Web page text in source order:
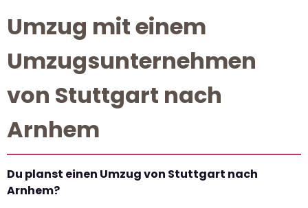
Umzug mit einem
Umzugsunternehmen
von Stuttgart nach
Arnhem
Du planst einen Umzug von Stuttgart nach
Arnhem?